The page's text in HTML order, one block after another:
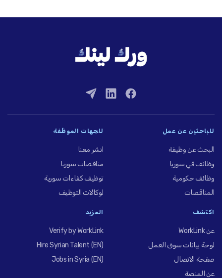
للباحثين عن عمل
البحث عن وظيفة
وظائف في سوريا
وظائف حكومية
المناقصات
للجهات الموظِّفة
انشر معنا
مناقصات سوريا
توظيف كفاءات سورية
لوكالات التوظيف
اكتشف
عن WorkLink
لوحة بيانات سوق العمل
صفحة الاتصال
عن المنصة
المزيد
Verify by WorkLink
Hire Syrian Talent (EN)
Jobs in Syria (EN)